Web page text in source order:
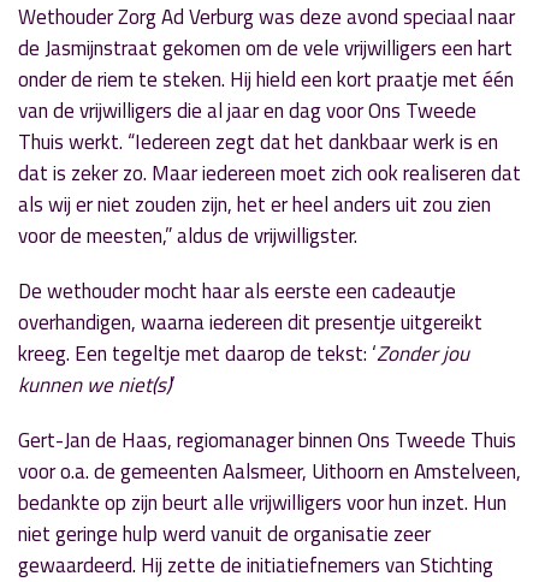
Wethouder Zorg Ad Verburg was deze avond speciaal naar
de Jasmijnstraat gekomen om de vele vrijwilligers een hart
onder de riem te steken. Hij hield een kort praatje met één
van de vrijwilligers die al jaar en dag voor Ons Tweede
Thuis werkt. “Iedereen zegt dat het dankbaar werk is en
dat is zeker zo. Maar iedereen moet zich ook realiseren dat
als wij er niet zouden zijn, het er heel anders uit zou zien
voor de meesten,” aldus de vrijwilligster.
De wethouder mocht haar als eerste een cadeautje
overhandigen, waarna iedereen dit presentje uitgereikt
kreeg. Een tegeltje met daarop de tekst: ‘Zonder jou
kunnen we niet(s)’
Gert-Jan de Haas, regiomanager binnen Ons Tweede Thuis
voor o.a. de gemeenten Aalsmeer, Uithoorn en Amstelveen,
bedankte op zijn beurt alle vrijwilligers voor hun inzet. Hun
niet geringe hulp werd vanuit de organisatie zeer
gewaardeerd. Hij zette de initiatiefnemers van Stichting